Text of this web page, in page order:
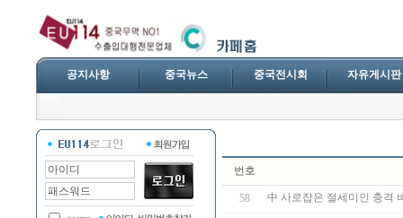
공지사항 중국뉴스 중국전시회 자유게시판
번호
58 中 사로잡은 절세미인 충격